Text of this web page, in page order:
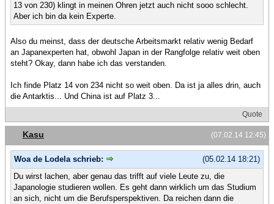
13 von 230) klingt in meinen Ohren jetzt auch nicht sooo schlecht.
Aber ich bin da kein Experte.
Also du meinst, dass der deutsche Arbeitsmarkt relativ wenig Bedarf
an Japanexperten hat, obwohl Japan in der Rangfolge relativ weit oben
steht? Okay, dann habe ich das verstanden.
Ich finde Platz 14 von 234 nicht so weit oben. Da ist ja alles drin, auch
die Antarktis... Und China ist auf Platz 3...
Quote
(07.02.14 12:45)
Kasu
(05.02.14 18:21)
Woa de Lodela schrieb:
Du wirst lachen, aber genau das trifft auf viele Leute zu, die
Japanologie studieren wollen. Es geht dann wirklich um das Studium
an sich, nicht um die Berufsperspektiven. Da reichen dann die